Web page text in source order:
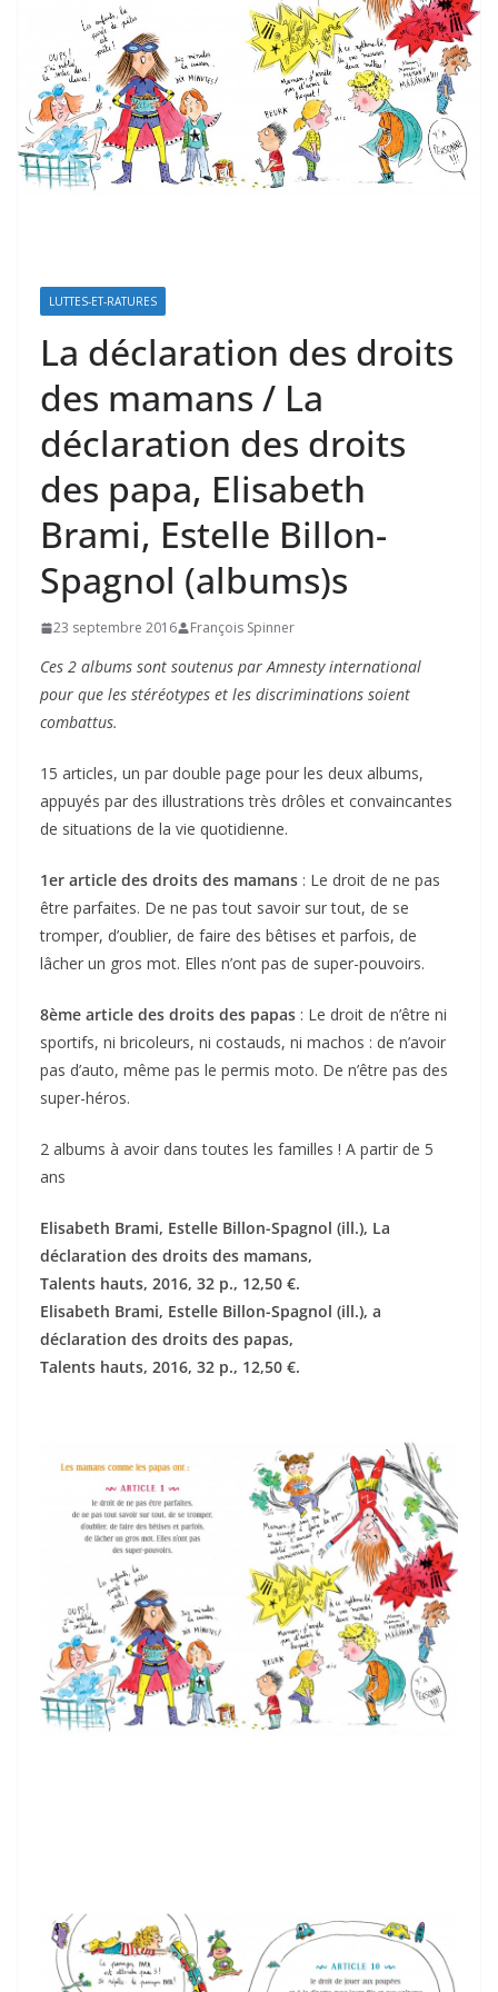
LUTTES-ET-RATURES
La déclaration des droits
des mamans / La
déclaration des droits
des papa, Elisabeth
Brami, Estelle Billon-
Spagnol (albums)s
23 septembre 2016 François Spinner
Ces 2 albums sont soutenus par Amnesty international
pour que les stéréotypes et les discriminations soient
combattus.
15 articles, un par double page pour les deux albums,
appuyés par des illustrations très drôles et convaincantes
de situations de la vie quotidienne.
1er article des droits des mamans : Le droit de ne pas
être parfaites. De ne pas tout savoir sur tout, de se
tromper, d’oublier, de faire des bêtises et parfois, de
lâcher un gros mot. Elles n’ont pas de super-pouvoirs.
8ème article des droits des papas : Le droit de n’être ni
sportifs, ni bricoleurs, ni costauds, ni machos : de n’avoir
pas d’auto, même pas le permis moto. De n’être pas des
super-héros.
2 albums à avoir dans toutes les familles ! A partir de 5
ans
Elisabeth Brami, Estelle Billon-Spagnol (ill.), La
déclaration des droits des mamans,
Talents hauts, 2016, 32 p., 12,50 €.
Elisabeth Brami, Estelle Billon-Spagnol (ill.), a
déclaration des droits des papas,
Talents hauts, 2016, 32 p., 12,50 €.